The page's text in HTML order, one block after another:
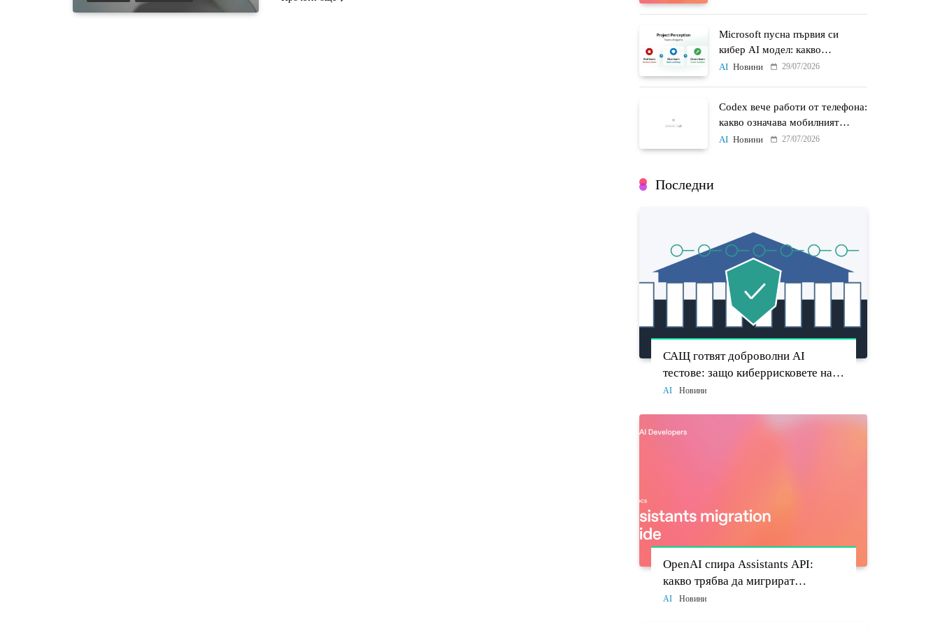
Microsoft пусна първия си
кибер AI модел: какво
променят MAI-Cyber-1-Flash и
AI Новини 29/07/2026
Codex вече работи от телефона:
какво означава мобилният
достъп до AI агенти
AI Новини 27/07/2026
Последни
САЩ готвят доброволни AI
тестове: защо киберрисковете на
моделите стават политически
AI Новини
OpenAI спира Assistants API:
какво трябва да мигрират
разработчиците до 26 август
AI Новини